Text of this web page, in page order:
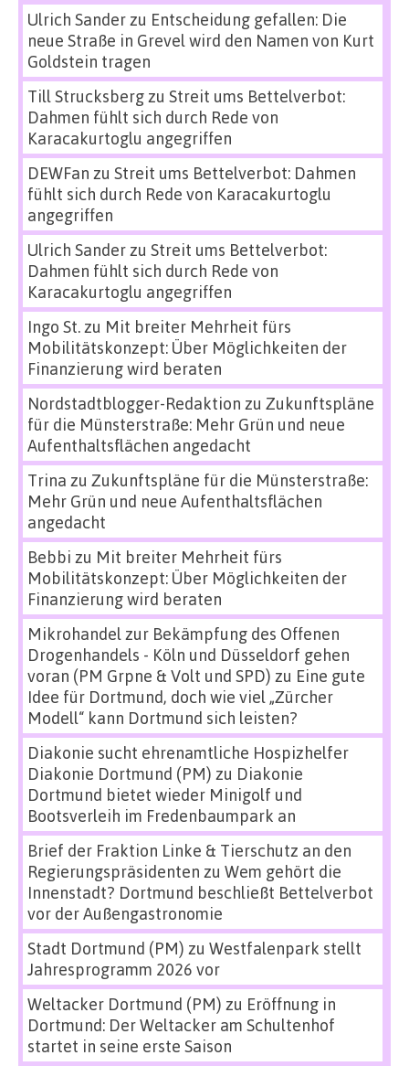
Ulrich Sanderzu Entscheidung gefallen: Die
neue Straße in Grevel wird den Namen von Kurt
Goldstein tragen
Till Strucksbergzu Streit ums Bettelverbot:
Dahmen fühlt sich durch Rede von
Karacakurtoglu angegriffen
DEWFan zu Streit ums Bettelverbot: Dahmen
fühlt sich durch Rede von Karacakurtoglu
angegriffen
Ulrich Sanderzu Streit ums Bettelverbot:
Dahmen fühlt sich durch Rede von
Karacakurtoglu angegriffen
Ingo St.zu Mit breiter Mehrheit fürs
Mobilitätskonzept: Über Möglichkeiten der
Finanzierung wird beraten
Nordstadtblogger-Redaktion zu Zukunftspläne
für die Münsterstraße: Mehr Grün und neue
Aufenthaltsflächen angedacht
Trina zu Zukunftspläne für die Münsterstraße:
Mehr Grün und neue Aufenthaltsflächen
angedacht
Bebbi zu Mit breiter Mehrheit fürs
Mobilitätskonzept: Über Möglichkeiten der
Finanzierung wird beraten
Mikrohandel zur Bekämpfung des Offenen
Drogenhandels - Köln und Düsseldorf gehen
voran (PM Grpne & Volt und SPD) zu Eine gute
Idee für Dortmund, doch wie viel „Zürcher
Modell“ kann Dortmund sich leisten?
Diakonie sucht ehrenamtliche Hospizhelfer
Diakonie Dortmund (PM) zu Diakonie
Dortmund bietet wieder Minigolf und
Bootsverleih im Fredenbaumpark an
Brief der Fraktion Linke & Tierschutz an den
Regierungspräsidenten zu Wem gehört die
Innenstadt? Dortmund beschließt Bettelverbot
vor der Außengastronomie
Stadt Dortmund (PM) zu Westfalenpark stellt
Jahresprogramm 2026 vor
Weltacker Dortmund (PM) zu Eröffnung in
Dortmund: Der Weltacker am Schultenhof
startet in seine erste Saison